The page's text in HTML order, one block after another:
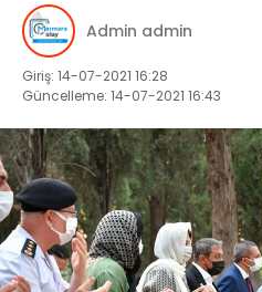
Admin admin
Giriş: 14-07-2021 16:28
Güncelleme: 14-07-2021 16:43